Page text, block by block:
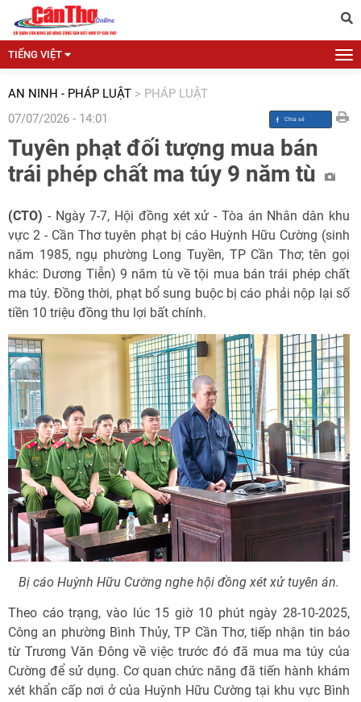
TIẾNG VIỆT
AN NINH - PHÁP LUẬT > PHÁP LUẬT
07/07/2026 - 14:01
Tuyên phạt đối tượng mua bán
trái phép chất ma túy 9 năm tù
(CTO) - Ngày 7-7, Hội đồng xét xử - Tòa án Nhân dân khu
vực 2 - Cần Thơ tuyên phạt bị cáo Huỳnh Hữu Cường (sinh
năm 1985, ngụ phường Long Tuyền, TP Cần Thơ; tên gọi
khác: Dương Tiễn) 9 năm tù về tội mua bán trái phép chất
ma túy. Đồng thời, phạt bổ sung buộc bị cáo phải nộp lại số
tiền 10 triệu đồng thu lợi bất chính.
Bị cáo Huỳnh Hữu Cường nghe hội đồng xét xử tuyên án.
Theo cáo trạng, vào lúc 15 giờ 10 phút ngày 28-10-2025,
Công an phường Bình Thủy, TP Cần Thơ, tiếp nhận tin báo
từ Trương Văn Đông về việc trước đó đã mua ma túy của
Cường để sử dụng. Cơ quan chức năng đã tiến hành khám
xét khẩn cấp nơi ở của Huỳnh Hữu Cường tại khu vực Bình